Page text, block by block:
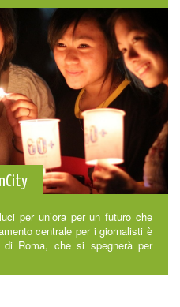
per un’ora per un futuro che
centrale per i giornalisti è
Roma, che si spegnerà per